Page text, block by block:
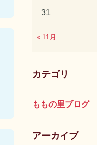
« 11月
31
カテゴリ
ももの里ブログ
アーカイブ